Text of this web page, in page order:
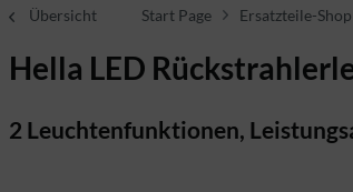
Übersicht Start Page Ersatzteile-Shop
Hella LED
2 Leuchtenfunktionen,